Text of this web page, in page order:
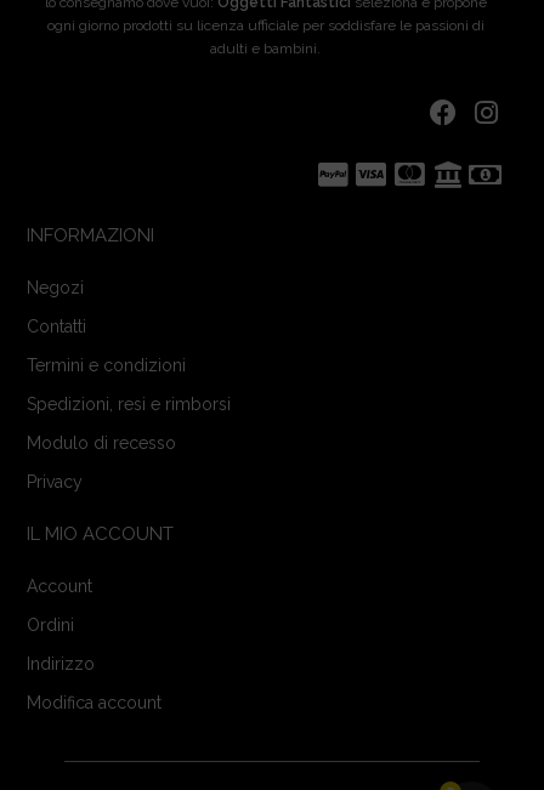
ogni giorno prodotti su licenza ufficiale per soddisfare le passioni di
adulti e bambini.
INFORMAZIONI
Negozi
Contatti
Termini e condizioni
Spedizioni, resi e rimborsi
Modulo di recesso
Privacy
IL MIO ACCOUNT
Account
Ordini
Indirizzo
Modifica account